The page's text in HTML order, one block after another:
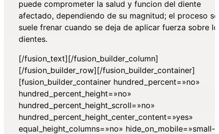
puede comprometer la salud y funcion del diente
afectado, dependiendo de su magnitud; el proceso se
suele frenar cuando se deja de aplicar fuerza sobre
dientes.
[/fusion_text][/fusion_builder_column]
[/fusion_builder_row][/fusion_builder_container]
[fusion_builder_container hundred_percent=»no»
hundred_percent_height=»no»
hundred_percent_height_scroll=»no»
hundred_percent_height_center_content=»yes»
equal_height_columns=»no» hide_on_mobile=»small-